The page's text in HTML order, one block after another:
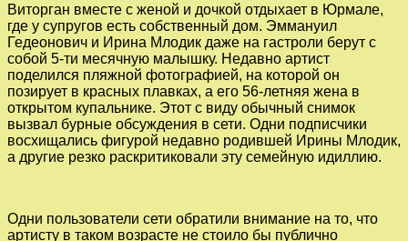
Виторган вместе с женой и дочкой отдыхает в Юрмале,
где у супругов есть собственный дом. Эммануил
Гедеонович и Ирина Млодик даже на гастроли берут с
собой 5-ти месячную малышку. Недавно артист
поделился пляжной фотографией, на которой он
позирует в красных плавках, а его 56-летняя жена в
открытом купальнике. Этот с виду обычный снимок
вызвал бурные обсуждения в сети. Одни подписчики
восхищались фигурой недавно родившей Ирины Млодик,
а другие резко раскритиковали эту семейную идиллию.
Одни пользователи сети обратили внимание на то, что
артисту в таком возрасте не стоило бы публично